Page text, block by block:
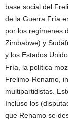
base social del
de la Guerra Fría
por los regímenes
Zimbabwe) y
y los Estados
Fría, la política
Frelimo-Renamo,
multipartidistas.
Incluso los
que Renamo se